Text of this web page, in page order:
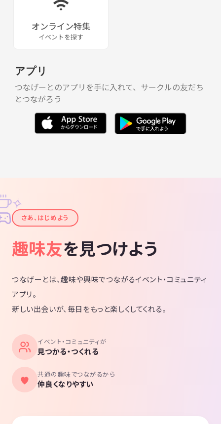
オンライン特集
イベントを探す
アプリ
つなげーとのアプリを手に入れて、サークルの友だち
とつながろう
✦
✧
さあ、はじめよう
趣味友を見つけよう
つなげーとは、趣味や興味でつながるイベント・コミュニティ
アプリ。
新しい出会いが、毎日をもっと楽しくしてくれる。
イベント・コミュニティが
見つかる・つくれる
共通の趣味でつながるから
仲良くなりやすい